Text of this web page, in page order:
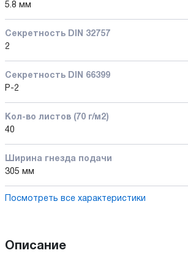
5.8 мм
Секретность DIN 32757
2
Секретность DIN 66399
P-2
Кол-во листов (70 г/м2)
40
Ширина гнезда подачи
305 мм
Посмотреть все характеристики
Описание